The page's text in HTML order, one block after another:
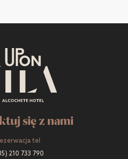
się z nami
tel
210 733 790